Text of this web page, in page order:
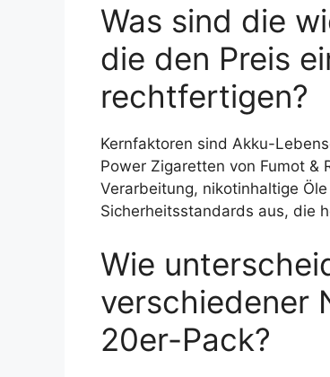
Was sind die
die den Preis
rechtfertigen?
Kernfaktoren sind Akku-
Power Zigaretten von Fumot &
Verarbeitung, nikotinhaltige
Sicherheitsstandards aus, die
Wie
verschiedener
20er-Pack?